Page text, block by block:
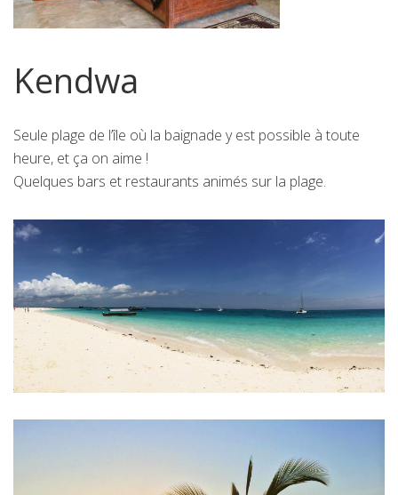
Kendwa
Seule plage de l’île où la baignade y est possible à toute
heure, et ça on aime !
Quelques bars et restaurants animés sur la plage.